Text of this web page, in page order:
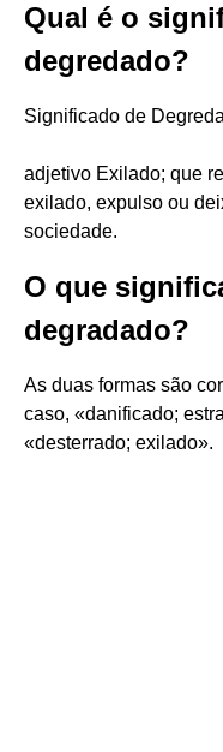
Qual é o
degredado?
Significado de
adjetivo Exilado; que
exilado, expulso ou
sociedade.
O que
degradado?
As duas formas são
caso, «danificado;
«desterrado; exilado».